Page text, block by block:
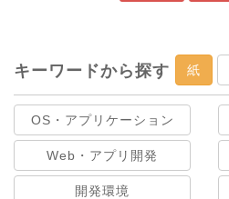
キーワードから探す 紙
OS・アプリケーション
Web・アプリ開発
開発環境